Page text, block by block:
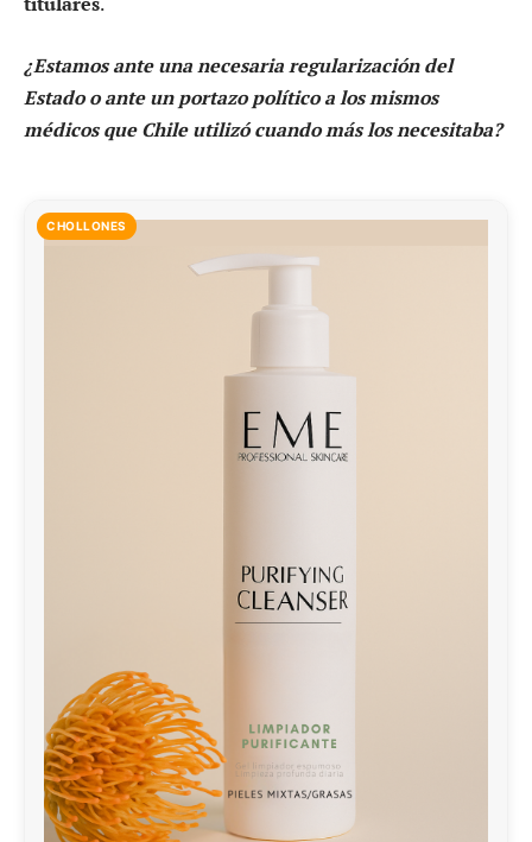
¿Estamos ante una necesaria regularización del
Estado o ante un portazo político a los mismos
médicos que Chile utilizó cuando más los necesitaba?
CHOLLONES